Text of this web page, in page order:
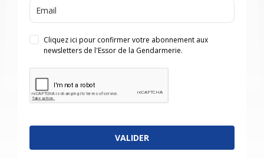
Cliquez ici pour confirmer votre abonnement aux
newsletters de l'Essor de la Gendarmerie.
VALIDER